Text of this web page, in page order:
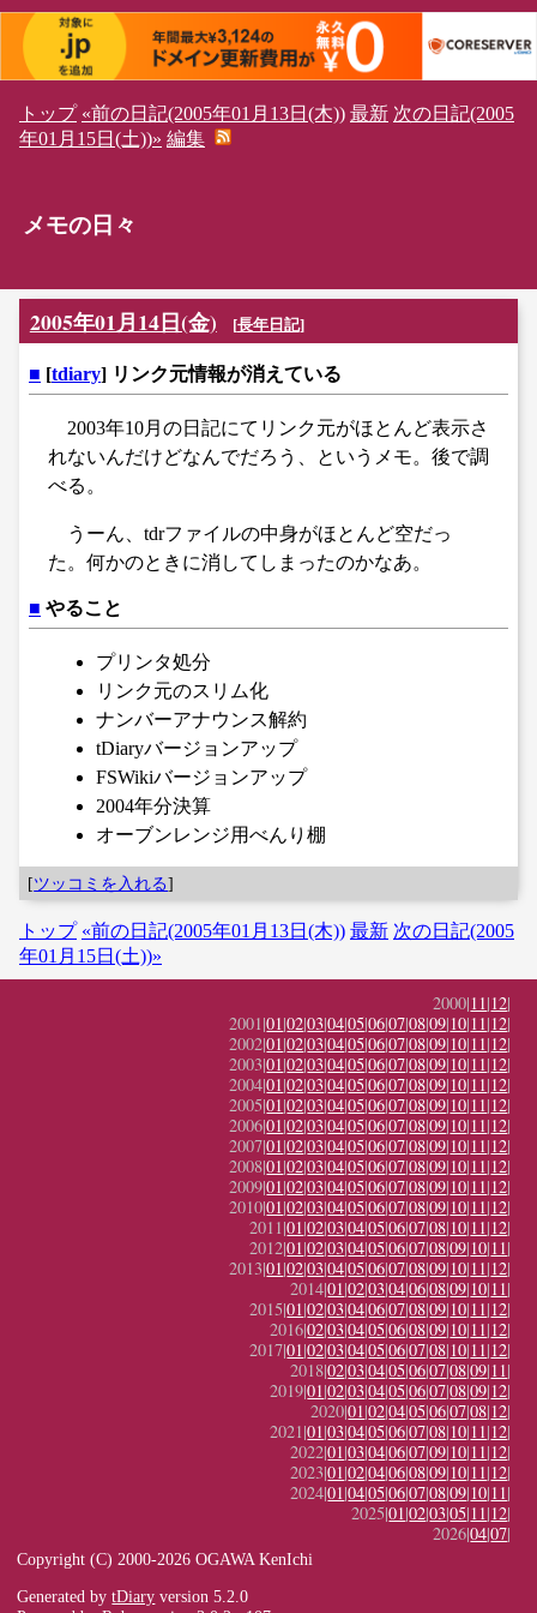
トップ «前の日記(2005年01月13日(木)) 最新 次の日記(2005
年01月15日(土))» 編集
メモの日々
2005年01月14日(金) [長年日記]
■ [tdiary] リンク元情報が消えている
2003年10月の日記にてリンク元がほとんど表示さ
れないんだけどなんでだろう、というメモ。後で調
べる。
うーん、tdrファイルの中身がほとんど空だっ
た。何かのときに消してしまったのかなあ。
■ やること
プリンタ処分
リンク元のスリム化
ナンバーアナウンス解約
tDiaryバージョンアップ
FSWikiバージョンアップ
2004年分決算
オーブンレンジ用べんり棚
[ツッコミを入れる]
トップ «前の日記(2005年01月13日(木)) 最新 次の日記(2005
年01月15日(土))»
2000|11|12|
2001|01|02|03|04|05|06|07|08|09|10|11|12|
2002|01|02|03|04|05|06|07|08|09|10|11|12|
2003|01|02|03|04|05|06|07|08|09|10|11|12|
2004|01|02|03|04|05|06|07|08|09|10|11|12|
2005|01|02|03|04|05|06|07|08|09|10|11|12|
2006|01|02|03|04|05|06|07|08|09|10|11|12|
2007|01|02|03|04|05|06|07|08|09|10|11|12|
2008|01|02|03|04|05|06|07|08|09|10|11|12|
2009|01|02|03|04|05|06|07|08|09|10|11|12|
2010|01|02|03|04|05|06|07|08|09|10|11|12|
2011|01|02|03|04|05|06|07|08|10|11|12|
2012|01|02|03|04|05|06|07|08|09|10|11|
2013|01|02|03|04|05|06|07|08|09|10|11|12|
2014|01|02|03|04|06|08|09|10|11|
2015|01|02|03|04|06|07|08|09|10|11|12|
2016|02|03|04|05|06|08|09|10|11|12|
2017|01|02|03|04|05|06|07|08|10|11|12|
2018|02|03|04|05|06|07|08|09|11|
2019|01|02|03|04|05|06|07|08|09|12|
2020|01|02|04|05|06|07|08|12|
2021|01|03|04|05|06|07|08|10|11|12|
2022|01|03|04|06|07|09|10|11|12|
2023|01|02|04|06|08|09|10|11|12|
2024|01|04|05|06|07|08|09|10|11|
2025|01|02|03|05|11|12|
2026|04|07|
Copyright (C) 2000-2026 OGAWA KenIchi
Generated bytDiary version 5.2.0